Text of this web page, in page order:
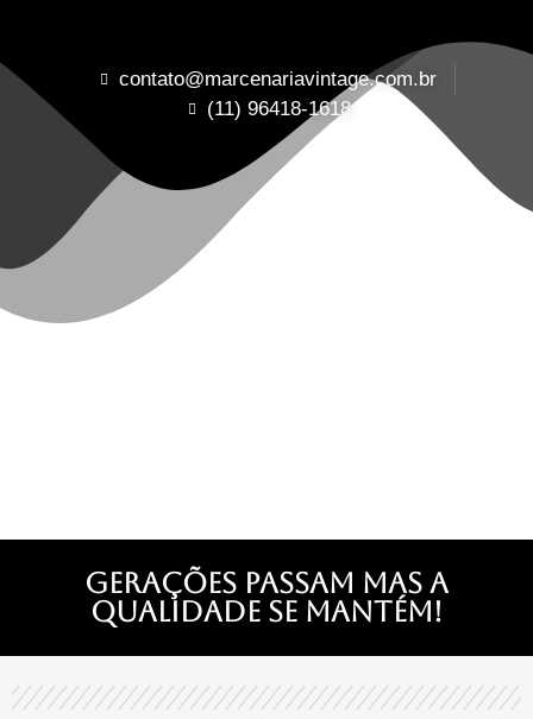
contato@marcenariavintage.com.br
(11) 96418-1618
Gerações passam mas a
qualidade se mantém!